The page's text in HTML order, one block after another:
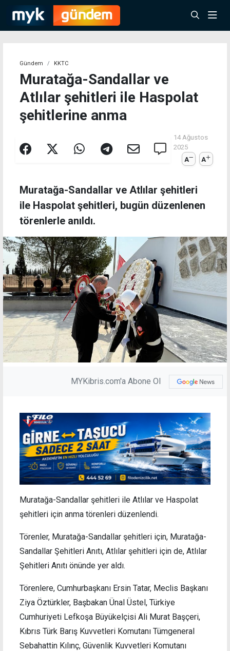
Gündem KKTC
Muratağa-Sandallar ve
Atlılar şehitleri ile Haspolat
şehitlerine anma
14 Ağustos
2025
A
A
Muratağa-Sandallar ve Atlılar şehitleri
ile Haspolat şehitleri, bugün düzenlenen
törenlerle anıldı.
MYKibris.com'a Abone Ol
Muratağa-Sandallar şehitleri ile Atlılar ve Haspolat
şehitleri için anma törenleri düzenlendi.
Törenler, Muratağa-Sandallar şehitleri için, Muratağa-
Sandallar Şehitleri Anıtı, Atlılar şehitleri için de, Atlılar
Şehitleri Anıtı önünde yer aldı.
Törenlere, Cumhurbaşkanı Ersin Tatar, Meclis Başkanı
Ziya Öztürkler, Başbakan Ünal Üstel, Türkiye
Cumhuriyeti Lefkoşa Büyükelçisi Ali Murat Başçeri,
Kıbrıs Türk Barış Kuvvetleri Komutanı Tümgeneral
Sebahattin Kılınç, Güvenlik Kuvvetleri Komutanı